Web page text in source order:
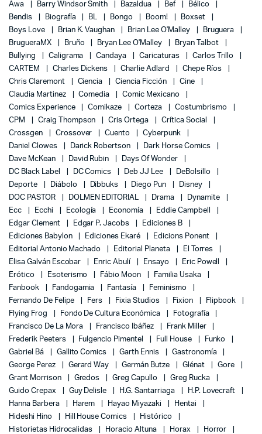
Awa
Barry Windsor Smith Bazaldua Bef
Bélico
Bendis
Biografía BL Bongo Boom!
Boxset
Boys Love
Brian K. Vaughan Brian Lee O'Malley
Bruguera
BrugueraMX
Bruño Bryan Lee O'Malley
Bryan Talbot
Bullying
Caligrama Candaya Caricaturas
Carlos Trillo
CARTEM
Charles Dickens Charlie Adlard
Chepe Ríos
Chris Claremont
Ciencia Ciencia Ficción
Cine
Claudia Martinez
Comedia
Comic Mexicano
Comics Experience
Comikaze Corteza
Costumbrismo
CPM
Craig Thompson Cris Ortega
Crítica Social
Crossgen
Crossover Cuento
Cyberpunk
Daniel Clowes
Darick Robertson
Dark Horse Comics
Dave McKean
David Rubin
Days Of Wonder
DC Black Label
DC Comics Deb JJ Lee
DeBolsillo
Deporte
Diábolo Dibbuks Diego Pun
Disney
DOC PASTOR
DOLMEN EDITORIAL Drama
Dynamite
Ecc
Ecchi Ecología Economía
Eddie Campbell
Edgar Clement
Edgar P. Jacobs
Ediciones B
Ediciones Babylon
Ediciones Ekaré
Edicions Ponent
Editorial Antonio Machado
Editorial Planeta
El Torres
Elisa Galván Escobar
Enric Abulí Ensayo
Eric Powell
Erótico
Esoterismo Fábio Moon
Familia Usaka
Fanbook
Fandogamia Fantasía
Feminismo
Fernando De Felipe
Fers Fixia Studios Fixion
Flipbook
Flying Frog
Fondo De Cultura Económica
Fotografía
Francisco De La Mora
Francisco Ibáñez
Frank Miller
Frederik Peeters
Fulgencio Pimentel Full House
Funko
Gabriel Bá
Gallito Comics Garth Ennis
Gastronomía
George Perez
Gerard Way Germán Butze Glénat
Gore
Grant Morrison
Gredos Greg Capullo
Greg Rucka
Guido Crepax
Guy Delisle H.G. Santarriaga
H.P. Lovecraft
Hanna Barbera
Harem Hayao Miyazaki
Hentai
Hideshi Hino
Hill House Comics
Histórico
Historietas Hidrocalidas
Horacio Altuna Horax
Horror